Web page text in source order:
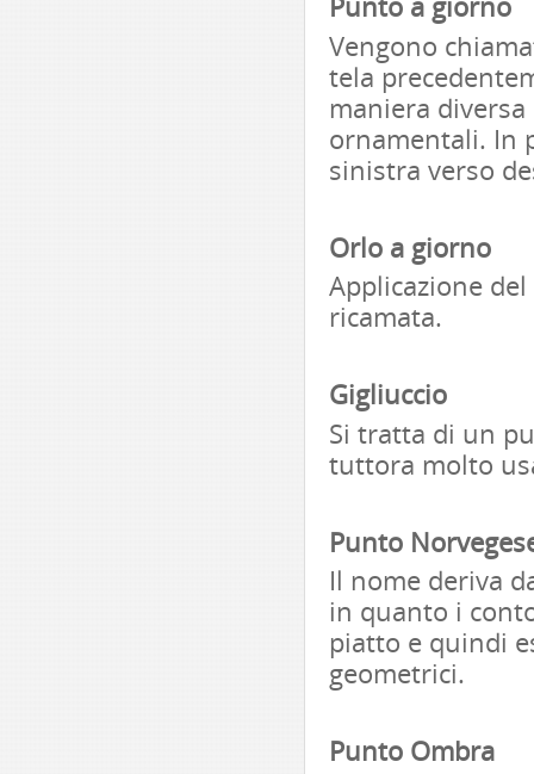
Punto a giorno
Vengono
tela
maniera
ornamentali. In
sinistra verso
Orlo a giorno
Applicazione
ricamata.
Gigliuccio
Si tratta di un
tuttora molto
Punto
Il nome deriva
in quanto i
piatto e quindi
geometrici.
Punto Ombra